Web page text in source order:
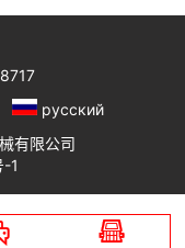
русский
有限公司
1
